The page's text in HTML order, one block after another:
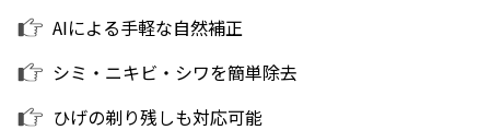
AIによる手軽な自然補正
シミ・ニキビ・シワを簡単除去
ひげの剃り残しも対応可能